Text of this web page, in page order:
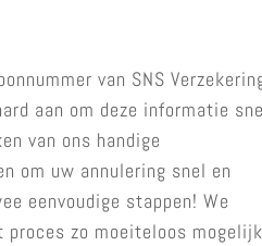
van SNS
aan om deze informatie
van ons handige
om uw annulering snel en
eenvoudige stappen! We
zo moeiteloos mogelijk